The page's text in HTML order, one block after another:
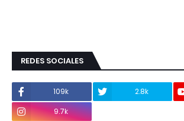
REDES SOCIALES
109k 2.8k
9.7k